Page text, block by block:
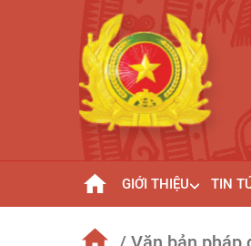
GIỚI THIỆU TIN